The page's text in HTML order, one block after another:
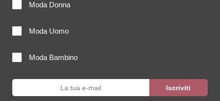
Moda Donna
Moda Uomo
Moda Bambino